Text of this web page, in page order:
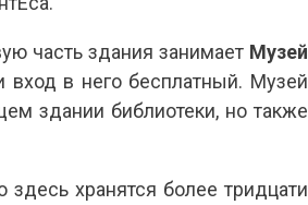
часть здания занимает Музей
в него бесплатный. Музей
здании библиотеки, но также
здесь хранятся более тридцати